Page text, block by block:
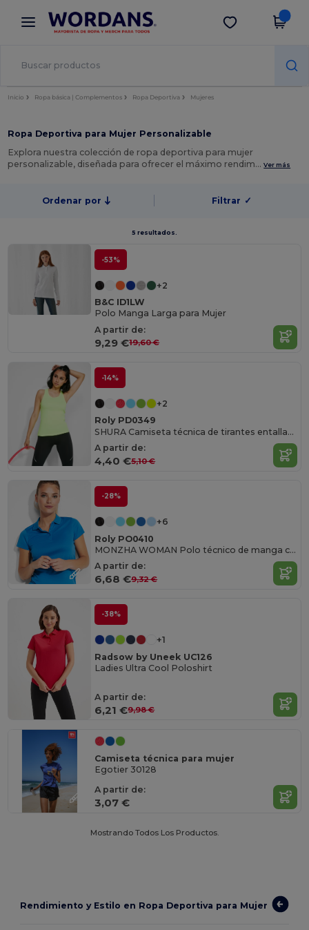
× App de Wordans
¡Mejores precios en app!
Descargar app
Inicio Ropa básica | Complementos Ropa Deportiva Mujeres
Ropa Deportiva para Mujer Personalizable
Explora nuestra colección de ropa deportiva para mujer
personalizable, diseñada para ofrecer el máximo rendim…Ver más
Ordenar por Filtrar ✓
5 resultados.
-53%
+2
B&C ID1LW
Polo Manga Larga para Mujer
A partir de:
9,29 €19,60 €
-14%
+2
Roly PD0349
SHURA Camiseta técnica de tirantes entallada transpirable
A partir de:
4,40 €5,10 €
-28%
+6
Roly PO0410
MONZHA WOMAN Polo técnico de manga corta para mujer
A partir de:
6,68 €9,32 €
-38%
+1
Radsow by Uneek UC126
Ladies Ultra Cool Poloshirt
A partir de:
6,21 €9,98 €
Camiseta técnica para mujer
Egotier 30128
A partir de:
3,07 €
Mostrando Todos Los Productos.
Rendimiento y Estilo en Ropa Deportiva para Mujer